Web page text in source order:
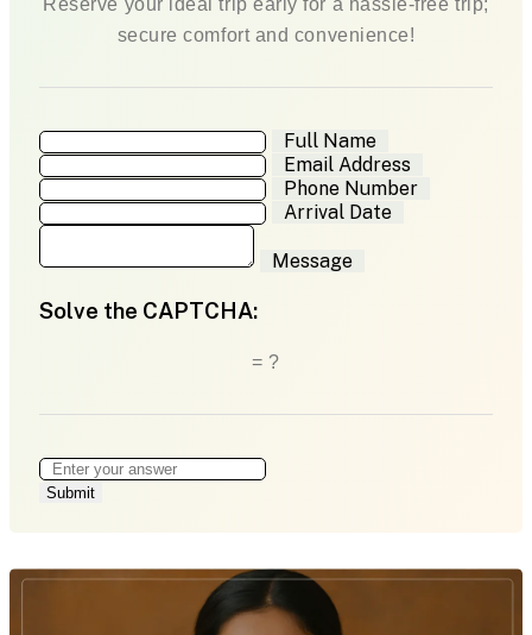
secure comfort and convenience!
Full Name
Email Address
Phone Number
Arrival Date
Message
Solve the CAPTCHA:
= ?
Submit